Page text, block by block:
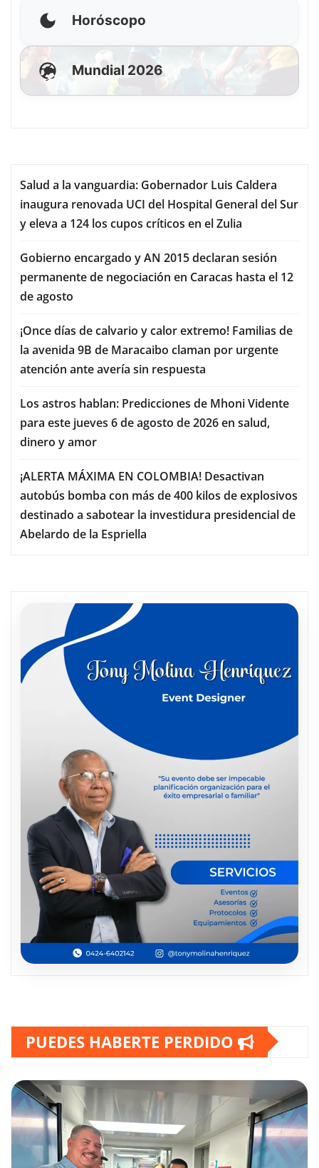
Horóscopo
Mundial 2026
Salud a la vanguardia: Gobernador Luis Caldera
inaugura renovada UCI del Hospital General del Sur
y eleva a 124 los cupos críticos en el Zulia
Gobierno encargado y AN 2015 declaran sesión
permanente de negociación en Caracas hasta el 12
de agosto
¡Once días de calvario y calor extremo! Familias de
la avenida 9B de Maracaibo claman por urgente
atención ante avería sin respuesta
Los astros hablan: Predicciones de Mhoni Vidente
para este jueves 6 de agosto de 2026 en salud,
dinero y amor
¡ALERTA MÁXIMA EN COLOMBIA! Desactivan
autobús bomba con más de 400 kilos de explosivos
destinado a sabotear la investidura presidencial de
Abelardo de la Espriella
PUEDES HABERTE PERDIDO